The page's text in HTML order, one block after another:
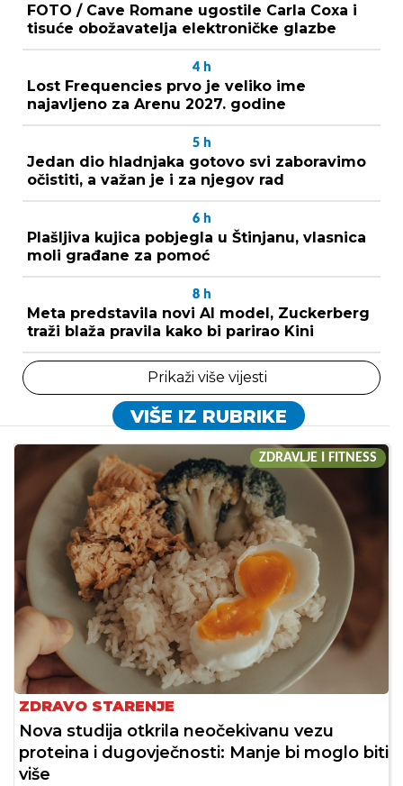
FOTO / Cave Romane ugostile Carla Coxa i
tisuće obožavatelja elektroničke glazbe
4 h
Lost Frequencies prvo je veliko ime
najavljeno za Arenu 2027. godine
5 h
Jedan dio hladnjaka gotovo svi zaboravimo
očistiti, a važan je i za njegov rad
6 h
Plašljiva kujica pobjegla u Štinjanu, vlasnica
moli građane za pomoć
8 h
Meta predstavila novi AI model, Zuckerberg
traži blaža pravila kako bi parirao Kini
Prikaži više vijesti
VIŠE IZ RUBRIKE
ZDRAVLJE I FITNESS
ZDRAVO STARENJE
Nova studija otkrila neočekivanu vezu
proteina i dugovječnosti: Manje bi moglo biti
više